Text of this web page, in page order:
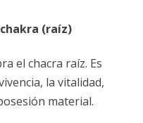
(raíz)
el chacra raíz. Es
la vitalidad,
material.